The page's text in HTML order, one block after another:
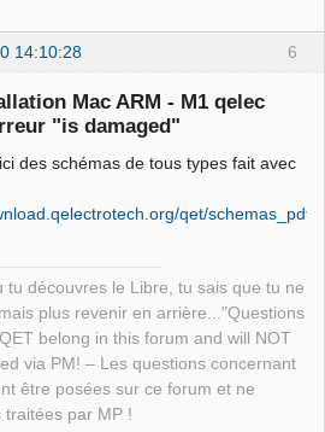
{
}
json";
is api.apple-cloudkit.com
is <NSHTTPURLResponse:
6
14:10:28
Mac ARM - M1 qelec
"is damaged"
des schémas de tous types fait avec
qet/schemas_pdf/
tu découvres le Libre, tu sais que tu ne
plus revenir en arrière..."Questions
belong in this forum and will NOT
via PM! – Les questions concernant
être posées sur ce forum et ne
traitées par MP !